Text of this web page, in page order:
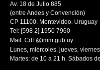
Av. 18 de Julio 885
(entre Andes y Convención)
CP 11100. Montevideo. Uruguay
Tel: [598 2] 1950 7960
Mail: CdF@imm.gub.uy
Lunes, miércoles, jueves,
Martes: de 10 a 21 h. Sábados